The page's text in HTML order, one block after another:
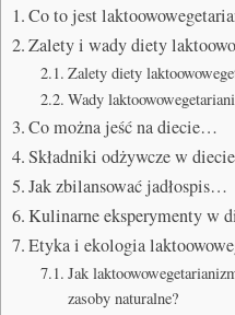
Co to jest
Zalety i wady diety
Zalety diety
Wady
Co można jeść na diecie…
Składniki odżywcze w
Jak zbilansować jadłospis…
Kulinarne eksperymenty w
Etyka i ekologia
Jak
zasoby naturalne?